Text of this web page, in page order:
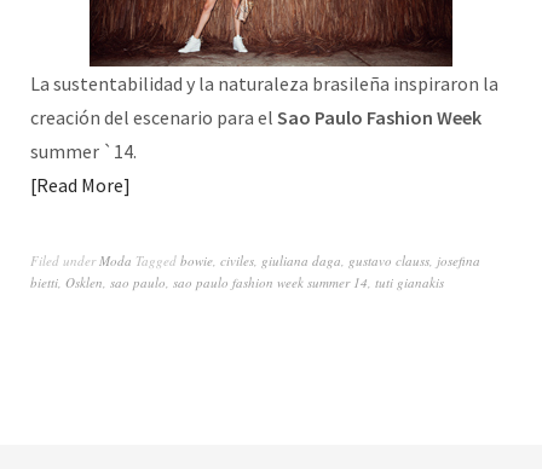
La sustentabilidad y la naturaleza brasileña inspiraron la
creación del escenario para el Sao Paulo Fashion Week
summer `14.
Read More
Filed underModa Tagged bowie, civiles, giuliana daga, gustavo clauss, josefina
bietti, Osklen, sao paulo, sao paulo fashion week summer 14, tuti gianakis